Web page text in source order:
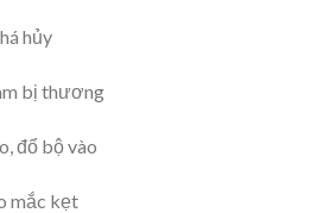
hủy
bị thương
đổ bộ vào
mắc kẹt